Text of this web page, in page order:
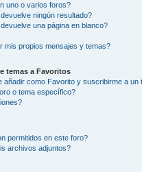
uno o varios foros?
ningún resultado?
una página en blanco?
mis propios mensajes y temas?
temas a Favoritos
añadir como Favorito y suscribirme a un
o tema específico?
permitidos en este foro?
archivos adjuntos?